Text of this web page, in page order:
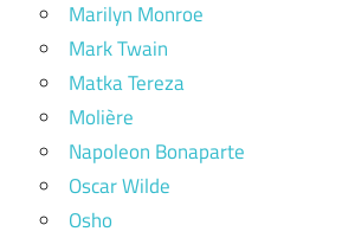
Marilyn Monroe
Mark Twain
Matka Tereza
Molière
Napoleon Bonaparte
Oscar Wilde
Osho